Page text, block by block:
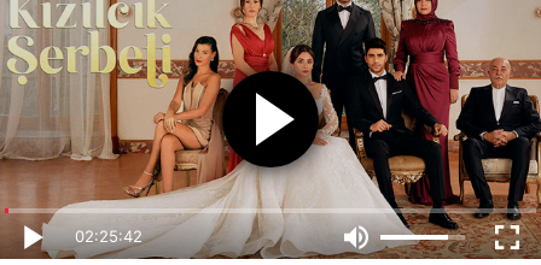
02:25:42